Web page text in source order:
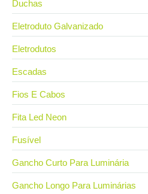
Duchas
Eletroduto Galvanizado
Eletrodutos
Escadas
Fios E Cabos
Fita Led Neon
Fusível
Gancho Curto Para Luminária
Gancho Longo Para Luminárias